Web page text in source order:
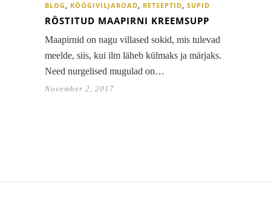
BLOG, KÖÖGIVILJAROAD, RETSEPTID, SUPID
RÖSTITUD MAAPIRNI KREEMSUPP
Maapirnid on nagu villased sokid, mis tulevad
meelde, siis, kui ilm läheb külmaks ja märjaks.
Need nurgelised mugulad on…
November 2, 2017